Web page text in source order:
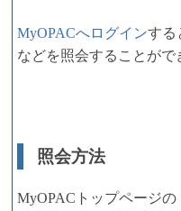
MyOPACへログインする
などを照会することがで
照会方法
MyOPACトップページ